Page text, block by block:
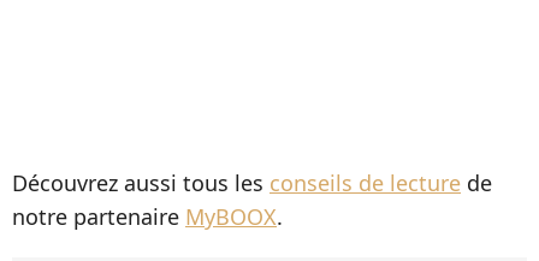
Découvrez aussi tous les conseils de lecture de
notre partenaire MyBOOX.